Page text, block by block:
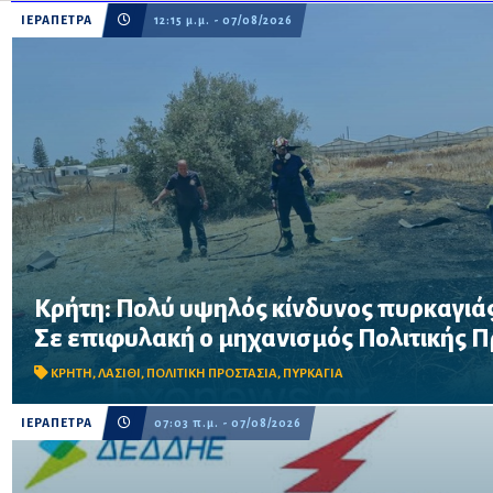
ΙΕΡΑΠΕΤΡΑ 12:15 μ.μ. - 07/08/2026
Κρήτη: Πολύ υψηλός κίνδυνος
Σε επιφυλακή ο μηχανισμός Πολιτικής
ΚΡΗΤΗ,ΛΑΣΙΘΙ, ΠΟΛΙΤΙΚΗ ΠΡΟΣΤΑΣΙΑ, ΠΥΡΚΑΓΙΑ
Σε επιφυλακή ο μηχανισμός Πολιτικής Προστασίας λόγω πολύ
στην Κρήτη το Σάββατο 8 Αυγούστου – Απαγορεύονται η χρήση
δασικές περιοχές, μεταξύ των οποίω...
ΙΕΡΑΠΕΤΡΑ 07:03 π.μ. - 07/08/2026